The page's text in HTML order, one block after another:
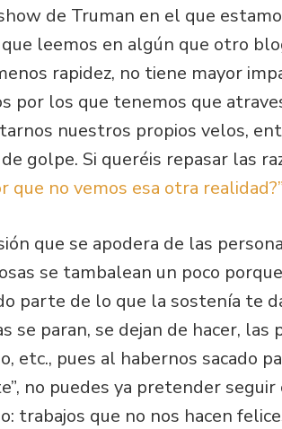
de Truman en el que
leemos en algún que otro
rapidez, no tiene mayor
por los que tenemos que
nuestros propios velos,
golpe. Si queréis repasar las
que no vemos esa otra
que se apodera de las
se tambalean un poco
parte de lo que la sostenía te
se paran, se dejan de hacer, las
etc., pues al habernos sacado
no puedes ya pretender
trabajos que no nos hacen